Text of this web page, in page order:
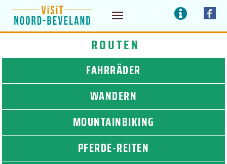
Zum
Inhalt
I
n
f
F
a
e
o
f
ROUTEN
FAHRRÄDER
WANDERN
MOUNTAINBIKING
PFERDE-REITEN